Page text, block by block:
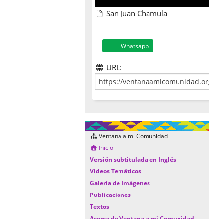
San Juan Chamula
Whatsapp
URL:
Ventana a mi Comunidad
Inicio
Versión subtitulada en Inglés
Videos Temáticos
Galería de Imágenes
Publicaciones
Textos